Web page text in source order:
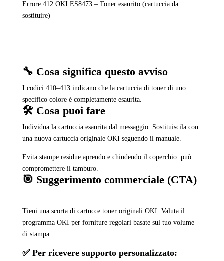
Errore 412 OKI ES8473 – Toner esaurito (cartuccia da
sostituire)
🔧 Cosa significa questo avviso
I codici 410–413 indicano che la cartuccia di toner di uno
specifico colore è completamente esaurita.
🛠️ Cosa puoi fare
Individua la cartuccia esaurita dal messaggio. Sostituiscila con
una nuova cartuccia originale OKI seguendo il manuale.
Evita stampe residue aprendo e chiudendo il coperchio: può
compromettere il tamburo.
🎯 Suggerimento commerciale (CTA)
Tieni una scorta di cartucce toner originali OKI. Valuta il
programma OKI per forniture regolari basate sul tuo volume
di stampa.
✅ Per ricevere supporto personalizzato: